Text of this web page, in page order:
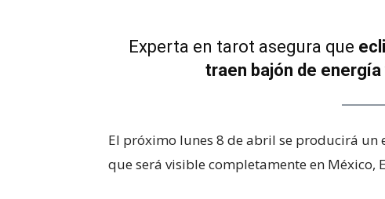
Experta en tarot asegura que
traen bajón de
El próximo lunes 8 de abril se producirá un
que será visible completamente en México,